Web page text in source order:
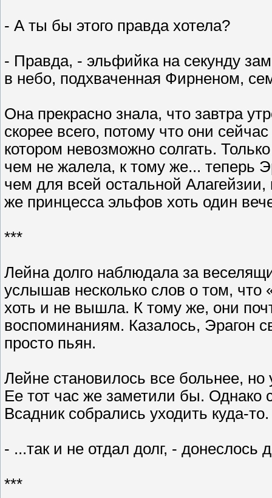
- А ты бы этого правда хотела?
- Правда, - эльфийка на секунду
в небо, подхваченная Фирненом,
Она прекрасно знала, что завтра
скорее всего, потому что они
котором невозможно солгать.
чем не жалела, к тому же... теперь
чем для всей остальной
же принцесса эльфов хоть один
***
Лейна долго наблюдала за
услышав несколько слов о том, что
хоть и не вышла. К тому же, они
воспоминаниям. Казалось, Эрагон
просто пьян.
Лейне становилось все больнее,
Ее тот час же заметили бы. Однако
Всадник собрались уходить куда-
- ...так и не отдал долг, - донеслось
***